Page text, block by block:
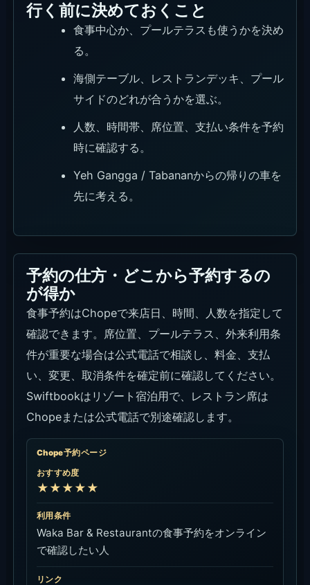
行く前に決めておくこと
食事中心か、プールテラスも使うかを決め
る。
海側テーブル、レストランデッキ、プール
サイドのどれが合うかを選ぶ。
人数、時間帯、席位置、支払い条件を予約
時に確認する。
Yeh Gangga / Tabananからの帰りの車を
先に考える。
予約の仕方・どこから予約するの
が得か
食事予約はChopeで来店日、時間、人数を指定して
確認できます。席位置、プールテラス、外来利用条
件が重要な場合は公式電話で相談し、料金、支払
い、変更、取消条件を確定前に確認してください。
Swiftbookはリゾート宿泊用で、レストラン席は
Chopeまたは公式電話で別途確認します。
Chope予約ページ
おすすめ度
★★★★★
利用条件
Waka Bar & Restaurantの食事予約をオンライン
で確認したい人
リンク